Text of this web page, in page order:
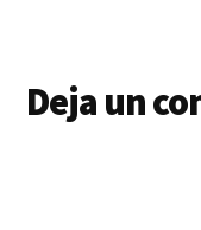
Deja un